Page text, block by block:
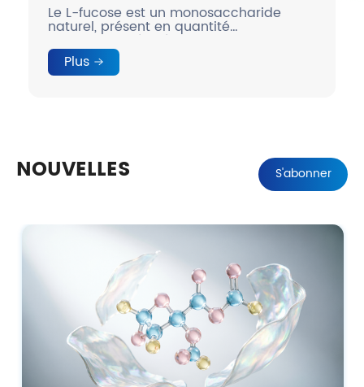
Le L-fucose est un monosaccharide
naturel, présent en quantité
relativement élevée dans le lait
maternel humain.
Plus
NOUVELLES S'abonner